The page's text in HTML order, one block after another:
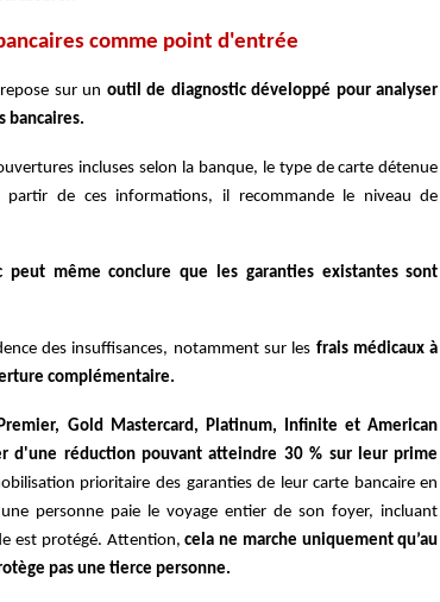
comme point d'entrée
sur un outil de diagnostic développé pour analyser
bancaires.
incluses selon la banque, le type de carte détenue
de ces informations, il recommande le niveau de
peut même conclure que les garanties existantes sont
des insuffisances, notamment sur les frais médicaux à
complémentaire.
Gold Mastercard, Platinum, Infinite et American
d'une réduction pouvant atteindre 30 % sur leur prime
prioritaire des garanties de leur carte bancaire en
personne paie le voyage entier de son foyer, incluant
est protégé. Attention,cela ne marche uniquement qu’au
pas une tierce personne.